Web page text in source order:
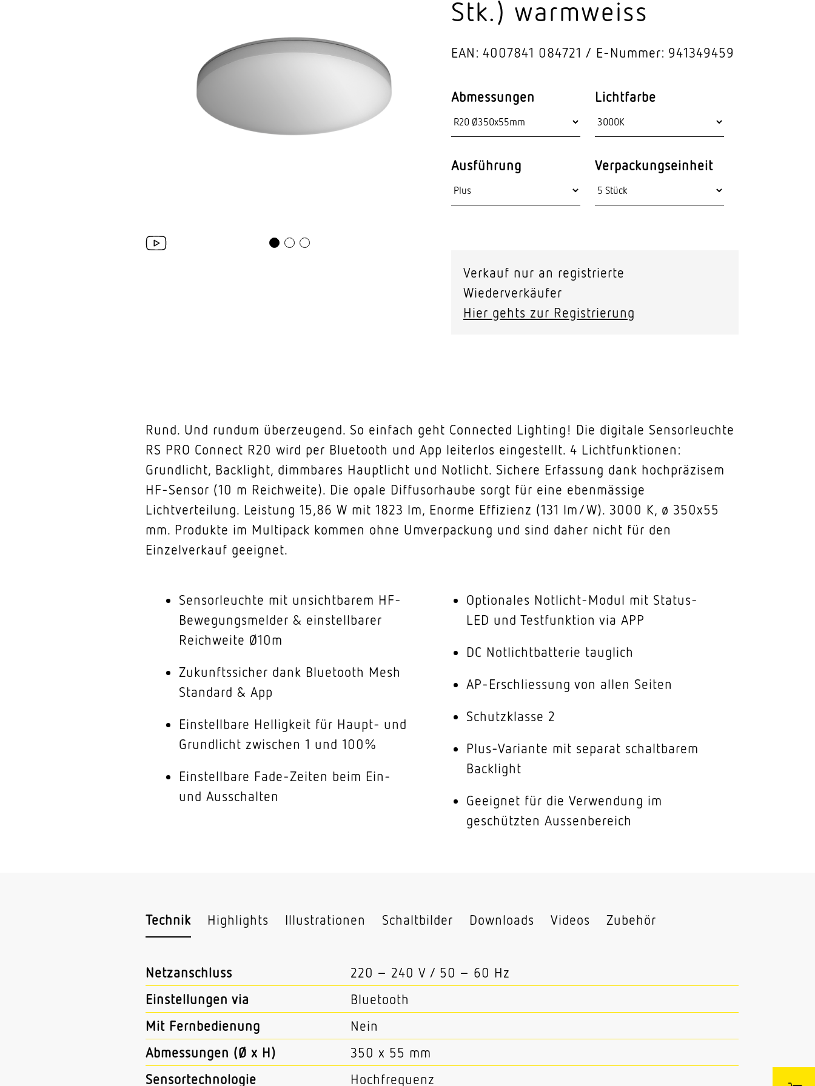
System­kom­po­nenten
Video-Sensorik Stras­sen­leuchten
Stk.) warmweiss
EAN: 4007841 084721 E-Nummer: 941349459
Abmessungen Lichtfarbe
Ausführung Verpackungseinheit
Verkauf nur an registrierte
Wiederverkäufer
Hier gehts zur Registrierung
Rund. Und rundum überzeugend. So einfach geht Connected Lighting! Die digitale Sensorleuchte
RS PRO Connect R20 wird per Bluetooth und App leiterlos eingestellt. 4 Lichtfunktionen:
Grundlicht, Backlight, dimmbares Hauptlicht und Notlicht. Sichere Erfassung dank hochpräzisem
HF-Sensor (10 m Reichweite). Die opale Diffusorhaube sorgt für eine ebenmässige
Lichtverteilung. Leistung 15,86 W mit 1823 lm, Enorme Effizienz (131 lm/W). 3000 K, ø 350x55
mm. Produkte im Multipack kommen ohne Umverpackung und sind daher nicht für den
Einzelverkauf geeignet.
Sensorleuchte mit unsichtbarem HF-
Bewegungsmelder & einstellbarer
Reichweite Ø10m
Zukunftssicher dank Bluetooth Mesh
Standard & App
Einstellbare Helligkeit für Haupt- und
Grundlicht zwischen 1 und 100%
Einstellbare Fade-Zeiten beim Ein-
und Ausschalten
Optionales Notlicht-Modul mit Status-
LED und Testfunktion via APP
DC Notlichtbatterie tauglich
AP-Erschliessung von allen Seiten
Schutzklasse 2
Plus-Variante mit separat schaltbarem
Backlight
Geeignet für die Verwendung im
geschützten Aussenbereich
Technik Highlights Illustrationen Schaltbilder Downloads Videos Zubehör
Netzanschluss
220 – 240 V / 50 – 60 Hz
Einstellungen via
Bluetooth
Mit Fernbedienung
Nein
Abmessungen (Ø x H)
350 x 55 mm
Sensortechnologie
Hochfrequenz